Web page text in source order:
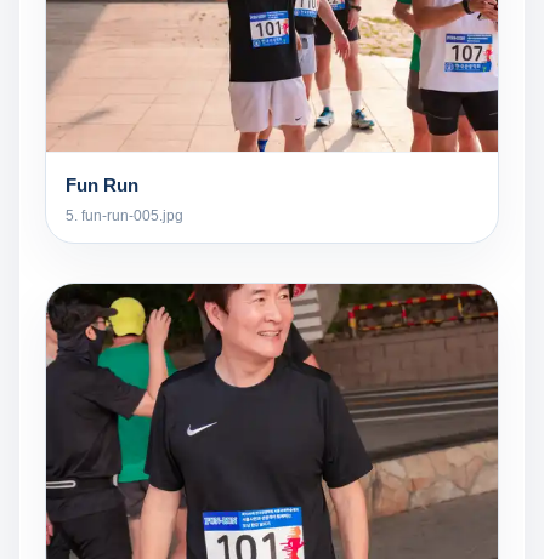
Fun Run
5. fun-run-005.jpg